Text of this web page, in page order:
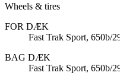
Wheels & tires
FOR DÆK
Fast Trak Sport, 650b/
BAG DÆK
Fast Trak Sport, 650b/